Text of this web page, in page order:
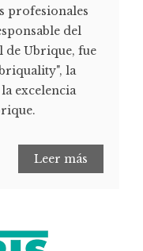
profesionales
del
de Ubrique, fue
la
excelencia
Leer más